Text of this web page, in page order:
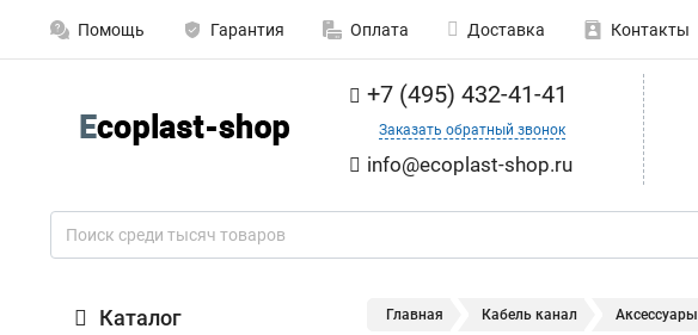
Помощь Гарантия Оплата Доставка Контакты
+7 (495) 432-41-41
Заказать обратный звонок
info@ecoplast-shop.ru
Каталог Главная Кабель канал Аксессуары